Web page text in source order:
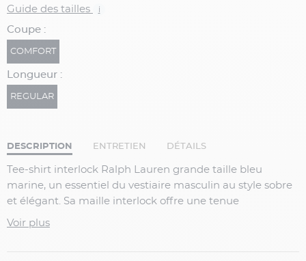
Guide des tailles i
Coupe :
COMFORT
Longueur :
REGULAR
DESCRIPTION ENTRETIEN DÉTAILS
Tee-shirt interlock Ralph Lauren grande taille bleu
marine, un essentiel du vestiaire masculin au style sobre
et élégant. Sa maille interlock offre une tenue
impeccable et un confort supérieur au quotidien. Grâce à
Voir plus